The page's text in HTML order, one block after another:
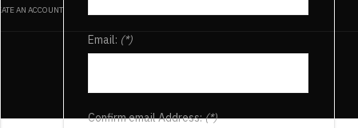
AN ACCOUNT
Email: (*)
Confirm email Address:(*)